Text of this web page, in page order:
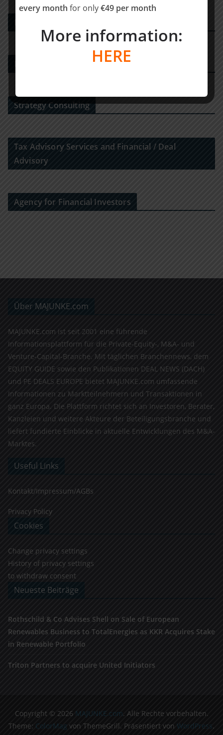
PE DEALS EUROPE
M&A-Beratungshaus
Strategy Consulting
Tax Advisory Services and Financial / Deal
Advisory
Agency for Financial Investors
Über MAJUNKE.com
MAJUNKE.com ist seit 2001 eine führende
Informationsplattform für die Private-Equity-, M&A- und
Venture-Capital-Branche. Mit täglichen Branchennews, dem
EQUITY GUIDE sowie den Publikationen DEAL NEWS (DACH)
und PE DEALS EUROPE bietet MAJUNKE.com umfassende
Informationen zu Marktteilnehmern und Transaktionen in
ganz Europa. Die Plattform richtet sich an Investoren, Berater,
Kanzleien und weitere Akteure der Beteiligungsbranche und
liefert fundierte Einblicke in aktuelle Entwicklungen des M&A-
Marktes.
Useful Links
Kontakt/Impressum/AGBs
Privacy Policy
Cookies
Change privacy settings
History of privacy settings
to withdraw consent
Neueste Beiträge
Rothschild & Co Advises Shell on Sale of European
Renewables Business to TotalEnergies as KKR Acquires Stake
in Renewable Portfolio
Triton Partners to acquire United Initiators
Copyright © 2026 MAJUNKE.com. Alle Rechte vorbehalten.
Theme: ColorMag von ThemeGrill. Präsentiert von WordPress.
every month for only€49 per month
More information:
HERE